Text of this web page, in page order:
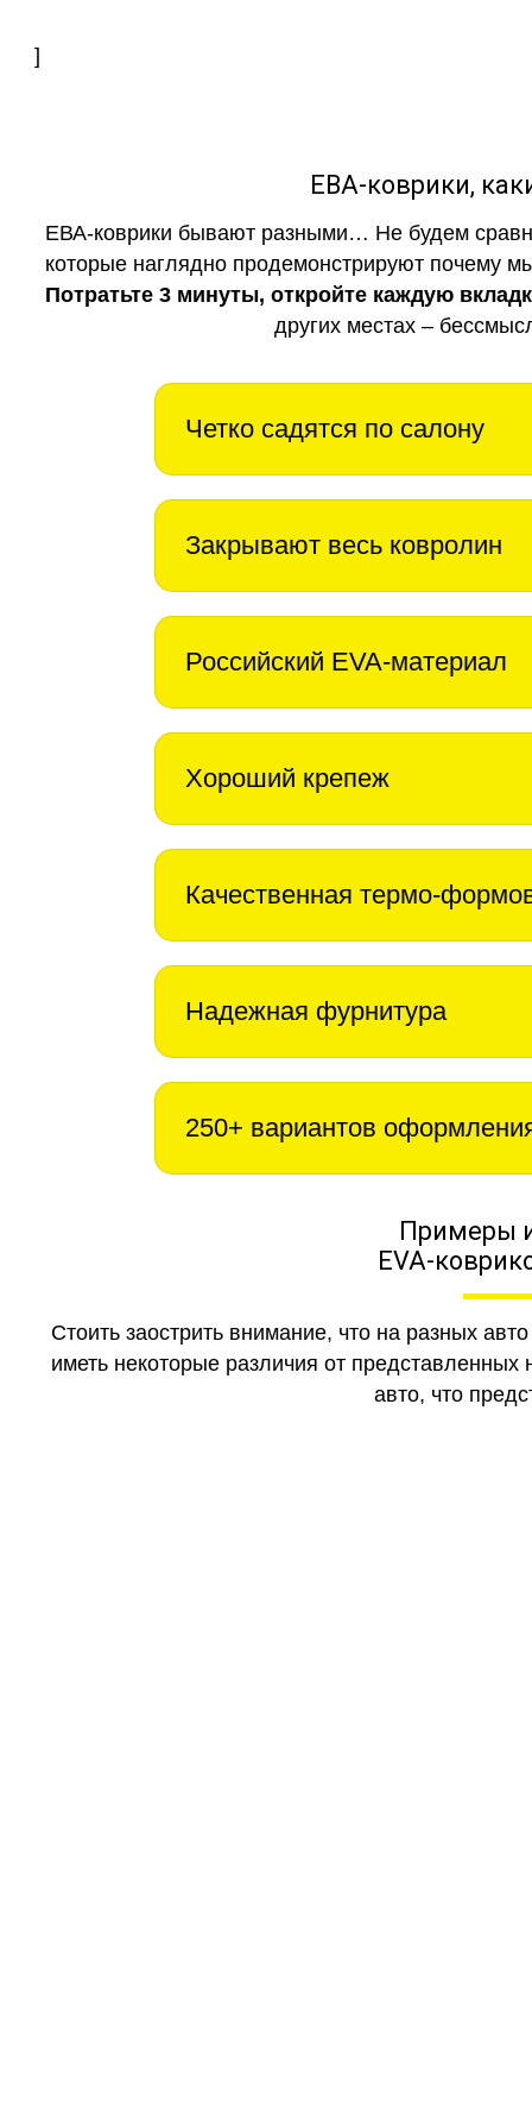
]
ЕВА-коврики,
ЕВА-коврики бывают разными… Не будем
которые наглядно продемонстрируют почему
Потратьте 3 минуты, откройте каждую
других местах –
Четко садятся по салону
Закрывают весь ковролин
Российский EVA-материал
Хороший крепеж
Качественная термо-
Надежная фурнитура
250+ вариантов
Примеры
EVA-
Стоить заострить внимание, что на разных
иметь некоторые различия от
авто, что